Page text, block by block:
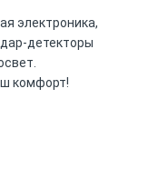
электроника,
детекторы
комфорт!